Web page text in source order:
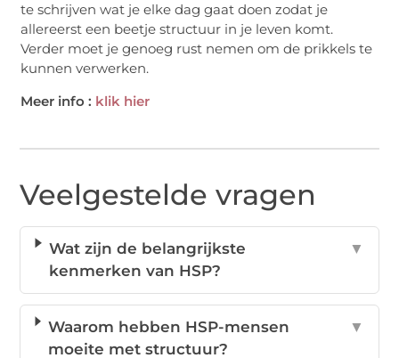
te schrijven wat je elke dag gaat doen zodat je
allereerst een beetje structuur in je leven komt.
Verder moet je genoeg rust nemen om de prikkels te
kunnen verwerken.
Meer info : klik hier
Veelgestelde vragen
Wat zijn de belangrijkste
kenmerken van HSP?
▼
Waarom hebben HSP-mensen
moeite met structuur?
▼